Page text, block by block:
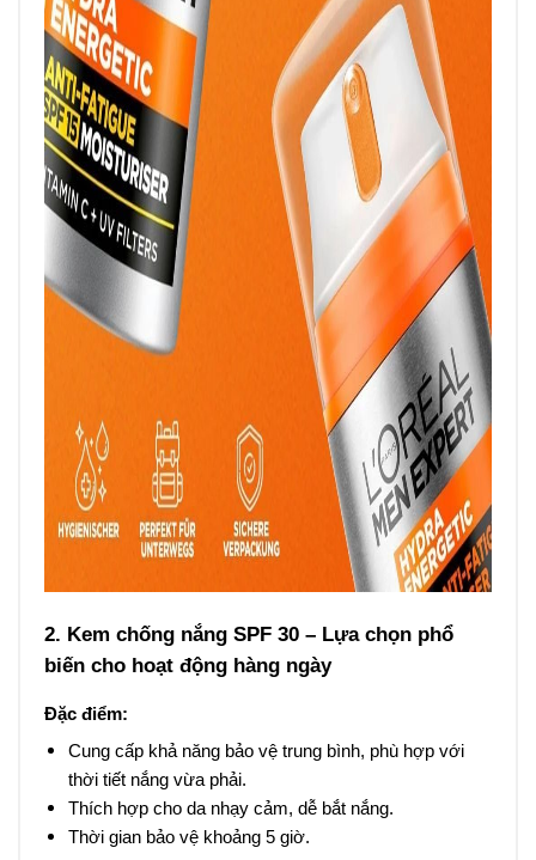
2. Kem chống nắng SPF 30 – Lựa chọn phổ
biến cho hoạt động hàng ngày
Đặc điểm:
Cung cấp khả năng bảo vệ trung bình, phù hợp với
thời tiết nắng vừa phải.
Thích hợp cho da nhạy cảm, dễ bắt nắng.
Thời gian bảo vệ khoảng 5 giờ.